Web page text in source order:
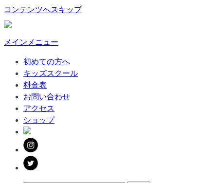
コンテンツへスキップ
メインメニュー
初めての方へ
キッズスクール
料金表
お問い合わせ
アクセス
ショップ